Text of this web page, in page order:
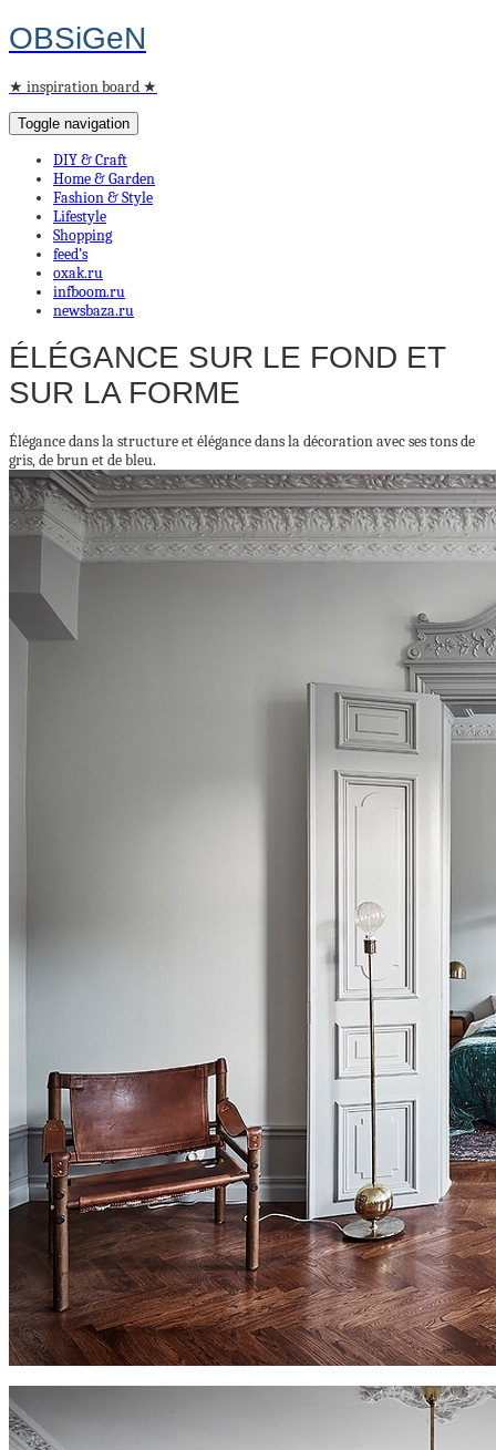
OBSiGeN
★ inspiration board ★
Toggle navigation
DIY & Craft
Home & Garden
Fashion & Style
Lifestyle
Shopping
feed’s
oxak.ru
infboom.ru
newsbaza.ru
ÉLÉGANCE SUR LE FOND ET
SUR LA FORME
Élégance dans la structure et élégance dans la décoration avec ses tons de
gris, de brun et de bleu.